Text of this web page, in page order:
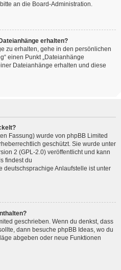
an die Board-Administration.
erhalten?
zu erhalten, gehe in den persönlichen
einen Punkt „Dateianhänge
Dateianhänge erhalten und diese
Fassung) wurde von phpBB Limited
geschützt. Sie wurde unter
2 (GPL-2.0) veröffentlicht und kann
findest du
deutschsprachige Anlaufstelle ist unter
geschrieben. Wenn du denkst, dass
dann besuche phpBB Ideas, wo du
abgeben oder neue Funktionen